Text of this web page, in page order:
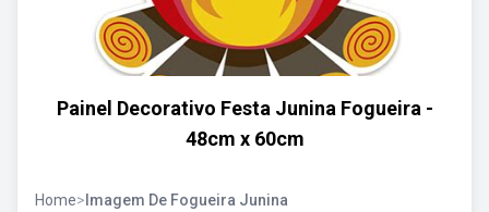
Painel Decorativo Festa Junina Fogueira -
48cm x 60cm
Home> Imagem De Fogueira Junina